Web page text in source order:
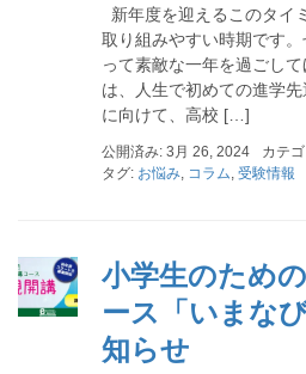
新年度を迎えるこのタイ
取り組みやすい時期です
って素敵な一年を過ごし
は、人生で初めての進学
に向けて、高校 […]
公開済み: 3月 26, 2024 カテ
タグ: お悩み, コラム, 受験情報
小学生のため
ース「いまな
知らせ